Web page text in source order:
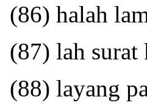
(86) halah
(87) lah surat
(88) layang